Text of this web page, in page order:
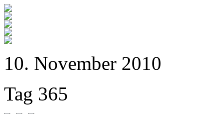
10. November 2010
Tag 365